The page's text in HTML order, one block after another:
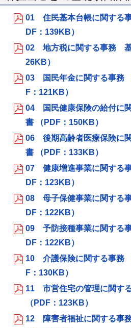
01 住民基本台帳に関する
DF：139KB）
02 地方税に関する事務 基
26KB）
03 国民年金に関する事務
F：121KB）
04 国民健康保険の給付に
書 （PDF：150KB）
06 後期高齢者医療保険に
書 （PDF：133KB）
07 健康増進事業に関する
DF：123KB）
08 母子保健事業に関する
DF：122KB）
09 予防接種事業に関する
DF：122KB）
10 介護保険に関する事務
F：130KB）
11 市営住宅の管理に関す
（PDF：123KB）
12 障害者福祉に関する